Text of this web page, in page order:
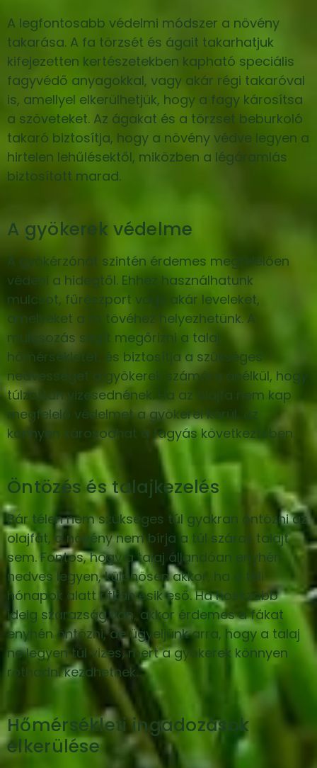
A legfontosabb védelmi módszer a növény
takarása. A fa törzsét és ágait takarhatjuk
kifejezetten kertészetekben kapható speciális
fagyvédő anyagokkal, vagy akár régi takaróval
is, amellyel elkerülhetjük, hogy a fagy károsítsa
a szöveteket. Az ágakat és a törzset beburkoló
takaró biztosítja, hogy a növény védve legyen a
hirtelen lehűlésektől, miközben a légáramlás
biztosított marad.
A gyökerek védelme
A gyökérzónát szintén érdemes megfelelően
védeni a hidegtől. Ehhez használhatunk
mulcsot, fűrészport vagy akár leveleket,
amelyeket a fa tövéhez helyezhetünk. A
mulcsozás segít megőrizni a talaj
hőmérsékletét, és biztosítja a szükséges
nedvességet a gyökerek számára anélkül, hogy
túlzottan vizesednének. Ha az olajfa nem kap
megfelelő védelmet a gyökerei körül, az
könnyen károsodhat a fagyás következtében.
Öntözés és talajkezelés
Bár télen nem szükséges túl gyakran öntözni az
olajfát, a növény nem bírja a túl száraz talajt
sem. Fontos, hogy a talaj állandóan enyhén
nedves legyen, különösen akkor, ha a téli
hónapok alatt ritkán esik eső. Ha hosszabb
ideig szárazság van, akkor érdemes a fákat
enyhén öntözni, de ügyeljünk arra, hogy a talaj
ne legyen túl vizes, mert a gyökerek könnyen
rothadni kezdhetnek.
Hőmérsékleti ingadozások
elkerülése